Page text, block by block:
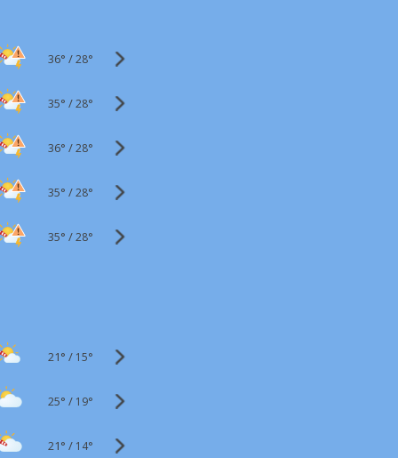
36° /28°
35° /28°
36° /28°
35° /28°
35° /28°
21° / 15°
25° / 19°
21° / 14°